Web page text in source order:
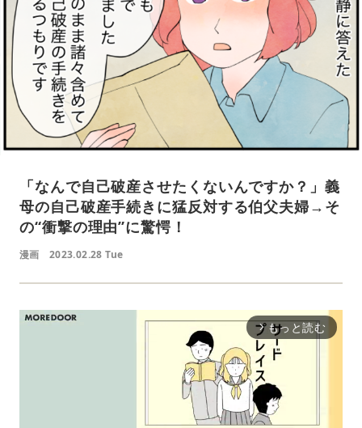
「なんで自己破産させたくないんですか？」義
母の自己破産手続きに猛反対する伯父夫婦→そ
の“衝撃の理由”に驚愕！
漫画 2023.02.28 Tue
arrow_forward_ios もっと読む